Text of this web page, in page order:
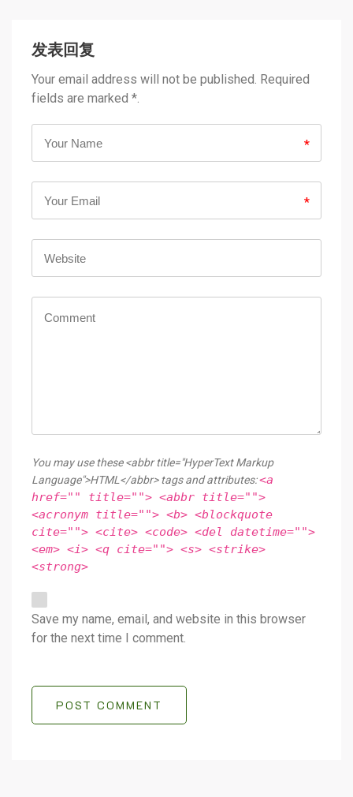
发表回复
Your email address will not be published. Required
fields are marked *.
*
*
You may use these <abbr title="HyperText Markup
Language">HTML</abbr> tags and attributes:<a
href="" title=""> <abbr title="">
<acronym title=""> <b> <blockquote
cite=""> <cite> <code> <del datetime="">
<em> <i> <q cite=""> <s> <strike>
<strong>
Save my name, email, and website in this browser
for the next time I comment.
POST COMMENT